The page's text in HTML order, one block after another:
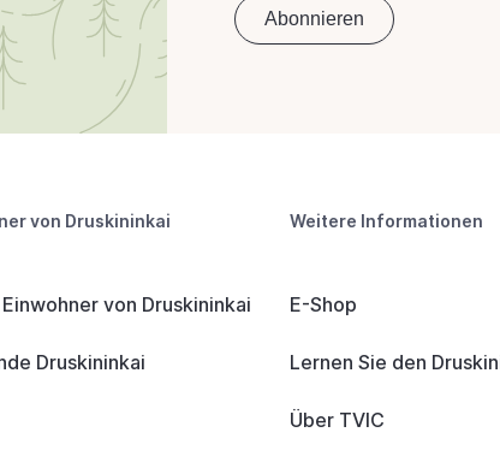
von Druskininkai
von Druskininkai
Druskininkai
Weitere Informationen
E-Shop
Lernen Sie den
Über TVIC